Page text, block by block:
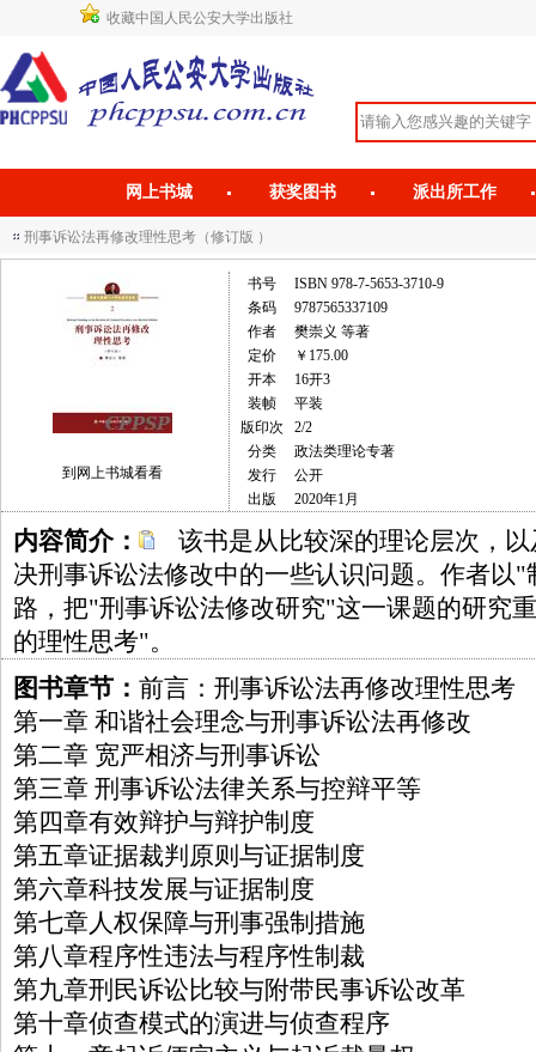
收藏中国人民公安大学出版社
网上书城 获奖图书 派出所工作
刑事诉讼法再修改理性思考（修订版 ）
到网上书城看看
书号
ISBN 978-7-5653-3710-9
条码
9787565337109
作者
樊崇义 等著
定价
￥175.00
开本
16开3
装帧
平装
版印次
2/2
分类
政法类理论专著
发行
公开
出版
2020年1月
内容简介：
该书是从比较深的理论层次，
决刑事诉讼法修改中的一些认识问题。作者以
路，把"刑事诉讼法修改研究"这一课题的研究
的理性思考"。
图书章节： 前言：刑事诉讼法再修改理性思考
第一章 和谐社会理念与刑事诉讼法再修改
第二章 宽严相济与刑事诉讼
第三章 刑事诉讼法律关系与控辩平等
第四章有效辩护与辩护制度
第五章证据裁判原则与证据制度
第六章科技发展与证据制度
第七章人权保障与刑事强制措施
第八章程序性违法与程序性制裁
第九章刑民诉讼比较与附带民事诉讼改革
第十章侦查模式的演进与侦查程序